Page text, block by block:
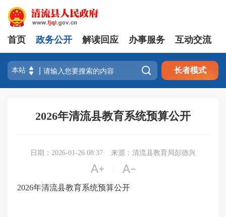
首页 政务公开 解读回应 办事服务 互动交流
 长者模式
2026年清流县教育系统预算公开
日期：2026-01-26 08:37 来源：清流县教育局彭德兴
 
2026年清流县教育系统预算公开